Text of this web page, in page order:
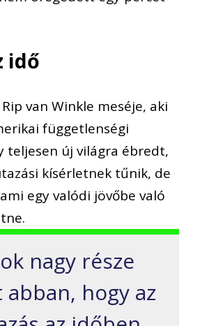
idő
van Winkle meséje, aki
függetlenségi
teljesen új világra ébredt,
kísérletnek tűnik, de
egy valódi jövőbe való
nagy része
hogy az